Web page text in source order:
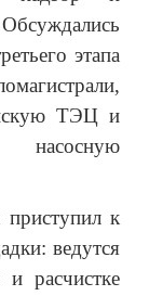
этапа
ТЭЦ и
насосную
к
ведутся
расчистке